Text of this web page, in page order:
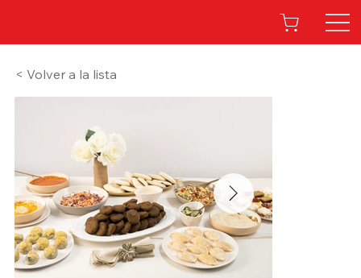
< Volver a la lista